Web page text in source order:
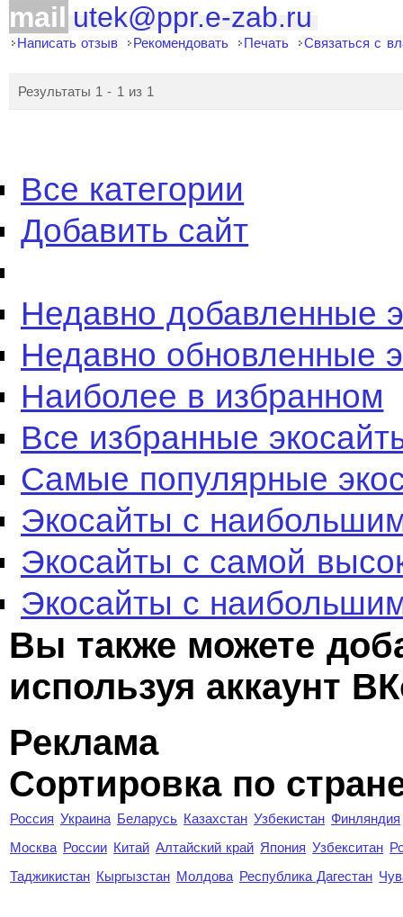
mail utek@ppr.e-zab.ru
Написать отзыв Рекомендовать Печать Связаться с
Результаты 1 - 1 из 1
Все категории
Добавить сайт
Недавно добавленные
Недавно обновленные
Наиболее в избранном
Все избранные
Самые популярные
Экосайты с
Экосайты с самой
Экосайты с
Вы также можете
используя аккаунт
Реклама
Сортировка по
Россия Украина Беларусь Казахстан Узбекистан Финляндия
Москва России Китай Алтайский край Япония Узбекситан
Таджикистан Кыргызстан Молдова Республика Дагестан